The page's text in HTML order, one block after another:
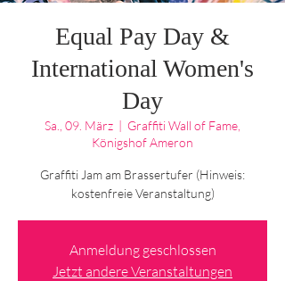
Equal Pay Day &
International Women's
Day
Sa., 09. März
  |
Graffiti Wall of Fame,
Königshof Ameron
Graffiti Jam am Brassertufer (Hinweis:
kostenfreie Veranstaltung)
Anmeldung geschlossen
Jetzt andere Veranstaltungen